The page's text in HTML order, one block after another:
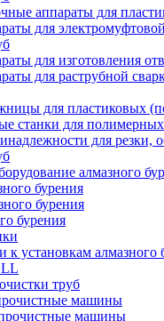
аппараты для
для
для изготовления
для раструбной
для пластиковых
станки для
для резки,
алмазного
бурения
бурения
бурения
к установкам алмазного
труб
машины
машины